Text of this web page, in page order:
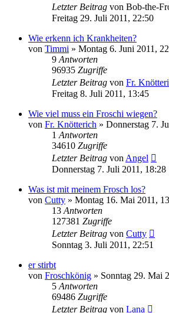
Letzter Beitrag von Bob-the-
Freitag 29. Juli 2011, 22:50
Wie erkenn ich Krankheiten?
von Timmi » Montag 6. Juni 2011,
9 Antworten
96935 Zugriffe
Letzter Beitrag von Fr.
Freitag 8. Juli 2011, 13:45
Wie viel muss ein Froschi wiegen?
von Fr. Knötterich » Donnerstag 7.
1 Antworten
34610 Zugriffe
Letzter Beitrag von Angel
Donnerstag 7. Juli 2011, 18:28
Was ist mit meinem Frosch los?
von Cutty » Montag 16. Mai 2011,
13 Antworten
127381 Zugriffe
Letzter Beitrag von Cutty
Sonntag 3. Juli 2011, 22:51
er stirbt
von Froschkönig » Sonntag 29. Mai
5 Antworten
69486 Zugriffe
Letzter Beitrag von Lana